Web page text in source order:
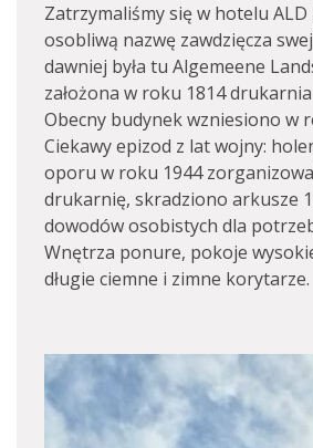
Zatrzymaliśmy się w hotelu
osobliwą nazwę zawdzięcza
dawniej była tu Algemeene
założona w roku 1814
Obecny budynek wzniesiono w
Ciekawy epizod z lat wojny:
oporu w roku 1944
drukarnię, skradziono arkusze
dowodów osobistych dla
Wnętrza ponure, pokoje
długie ciemne i zimne korytarze.